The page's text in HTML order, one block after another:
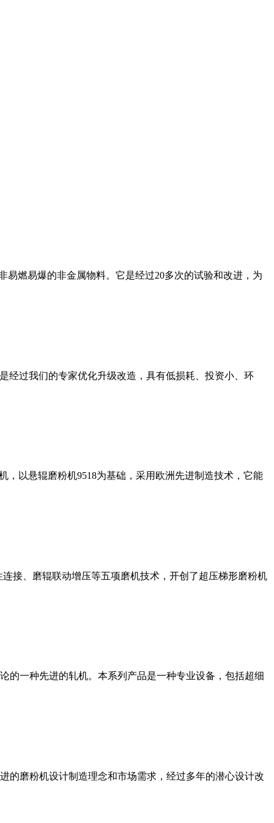
燃易爆的非金属物料。它是经过20多次的试验和改进，为
经过我们的专家优化升级改造，具有低损耗、投资小、环
以悬辊磨粉机9518为基础，采用欧洲先进制造技术，它能
接、磨辊联动增压等五项磨机技术，开创了超压梯形磨粉机
的一种先进的轧机。本系列产品是一种专业设备，包括超细
的磨粉机设计制造理念和市场需求，经过多年的潜心设计改